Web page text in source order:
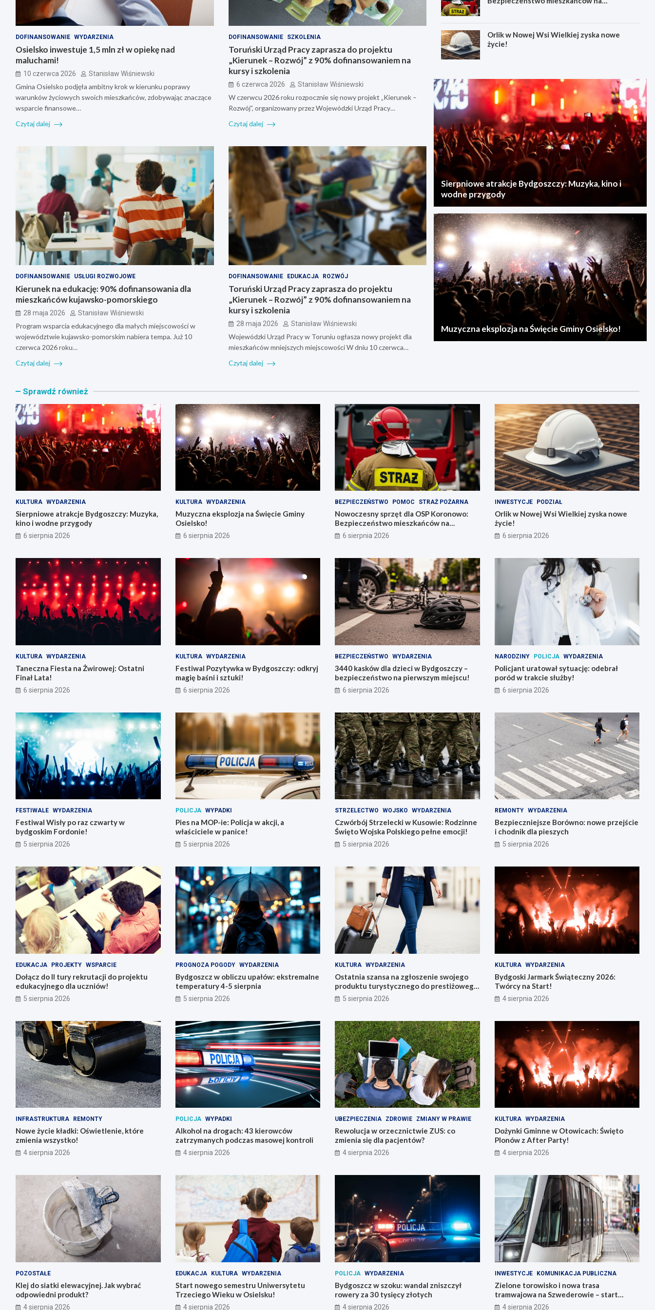
DOFINANSOWANIE WYDARZENIA
Osielsko inwestuje 1,5 mln zł w opiekę nad
maluchami!
10 czerwca 2026 Stanisław Wiśniewski
Gmina Osielsko podjęła ambitny krok w kierunku poprawy
warunków życiowych swoich mieszkańców, zdobywając znaczące
wsparcie finansowe…
Czytaj dalej
DOFINANSOWANIE SZKOLENIA
Toruński Urząd Pracy zaprasza do projektu
„Kierunek – Rozwój” z 90% dofinansowaniem na
kursy i szkolenia
6 czerwca 2026 Stanisław Wiśniewski
W czerwcu 2026 roku rozpocznie się nowy projekt „Kierunek –
Rozwój”, organizowany przez Wojewódzki Urząd Pracy…
Czytaj dalej
DOFINANSOWANIE USŁUGI ROZWOJOWE
Kierunek na edukację: 90% dofinansowania dla
mieszkańców kujawsko-pomorskiego
28 maja 2026 Stanisław Wiśniewski
Program wsparcia edukacyjnego dla małych miejscowości w
województwie kujawsko-pomorskim nabiera tempa. Już 10
czerwca 2026 roku…
Czytaj dalej
DOFINANSOWANIE EDUKACJA ROZWÓJ
Toruński Urząd Pracy zaprasza do projektu
„Kierunek – Rozwój” z 90% dofinansowaniem na
kursy i szkolenia
28 maja 2026 Stanisław Wiśniewski
Wojewódzki Urząd Pracy w Toruniu ogłasza nowy projekt dla
mieszkańców mniejszych miejscowości W dniu 10 czerwca…
Czytaj dalej
Orlik w Nowej Wsi Wielkiej zyska nowe
życie!
Sierpniowe atrakcje Bydgoszczy: Muzyka, kino i
wodne przygody
Muzyczna eksplozja na Święcie Gminy Osielsko!
Sprawdź również
KULTURA WYDARZENIA
Sierpniowe atrakcje Bydgoszczy: Muzyka,
kino i wodne przygody
6 sierpnia 2026
KULTURA WYDARZENIA
Muzyczna eksplozja na Święcie Gminy
Osielsko!
6 sierpnia 2026
BEZPIECZEŃSTWO POMOC STRAŻ POŻARNA
Nowoczesny sprzęt dla OSP Koronowo:
Bezpieczeństwo mieszkańców na
pierwszym miejscu!
6 sierpnia 2026
INWESTYCJE PODZIAŁ
Orlik w Nowej Wsi Wielkiej zyska nowe
życie!
6 sierpnia 2026
KULTURA WYDARZENIA
Taneczna Fiesta na Żwirowej: Ostatni
Finał Lata!
6 sierpnia 2026
KULTURA WYDARZENIA
Festiwal Pozytywka w Bydgoszczy: odkryj
magię baśni i sztuki!
6 sierpnia 2026
BEZPIECZEŃSTWO WYDARZENIA
3440 kasków dla dzieci w Bydgoszczy –
bezpieczeństwo na pierwszym miejscu!
6 sierpnia 2026
NARODZINY POLICJA WYDARZENIA
Policjant uratował sytuację: odebrał
poród w trakcie służby!
6 sierpnia 2026
FESTIWALE WYDARZENIA
Festiwal Wisły po raz czwarty w
bydgoskim Fordonie!
5 sierpnia 2026
POLICJA WYPADKI
Pies na MOP-ie: Policja w akcji, a
właściciele w panice!
5 sierpnia 2026
STRZELECTWO WOJSKO WYDARZENIA
Czwórbój Strzelecki w Kusowie: Rodzinne
Święto Wojska Polskiego pełne emocji!
5 sierpnia 2026
REMONTY WYDARZENIA
Bezpieczniejsze Borówno: nowe przejście
i chodnik dla pieszych
5 sierpnia 2026
EDUKACJA PROJEKTY WSPARCIE
Dołącz do II tury rekrutacji do projektu
edukacyjnego dla uczniów!
5 sierpnia 2026
PROGNOZA POGODY WYDARZENIA
Bydgoszcz w obliczu upałów: ekstremalne
temperatury 4-5 sierpnia
5 sierpnia 2026
KULTURA WYDARZENIA
Ostatnia szansa na zgłoszenie swojego
produktu turystycznego do prestiżowego
konkursu POT
5 sierpnia 2026
KULTURA WYDARZENIA
Bydgoski Jarmark Świąteczny 2026:
Twórcy na Start!
4 sierpnia 2026
INFRASTRUKTURA REMONTY
Nowe życie kładki: Oświetlenie, które
zmienia wszystko!
4 sierpnia 2026
POLICJA WYPADKI
Alkohol na drogach: 43 kierowców
zatrzymanych podczas masowej kontroli
4 sierpnia 2026
UBEZPIECZENIA ZDROWIE ZMIANY W PRAWIE
Rewolucja w orzecznictwie ZUS: co
zmienia się dla pacjentów?
4 sierpnia 2026
KULTURA WYDARZENIA
Dożynki Gminne w Otowicach: Święto
Plonów z After Party!
4 sierpnia 2026
POZOSTAŁE
Klej do siatki elewacyjnej. Jak wybrać
odpowiedni produkt?
4 sierpnia 2026
EDUKACJA KULTURA WYDARZENIA
Start nowego semestru Uniwersytetu
Trzeciego Wieku w Osielsku!
4 sierpnia 2026
POLICJA WYDARZENIA
Bydgoszcz w szoku: wandal zniszczył
rowery za 30 tysięcy złotych
4 sierpnia 2026
INWESTYCJE KOMUNIKACJA PUBLICZNA
Zielone torowisko i nowa trasa
tramwajowa na Szwederowie – start
budowy!
4 sierpnia 2026